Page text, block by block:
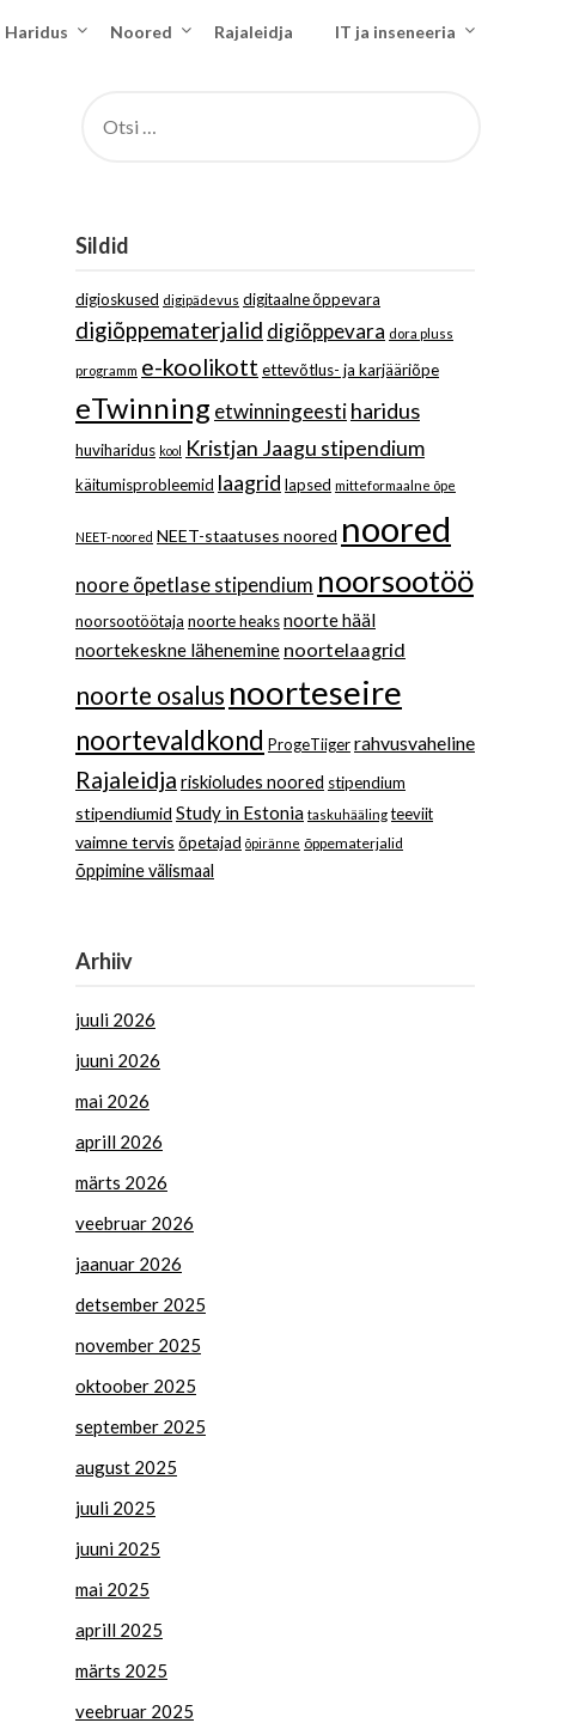
Haridus Noored Rajaleidja IT ja inseneeria
Sildid
digioskused digipädevus digitaalne õppevara
digiõppematerjalid digiõppevara dora pluss
programm e-koolikott ettevõtlus- ja karjääriõpe
eTwinning etwinningeestiharidus
huviharidus kool Kristjan Jaagu stipendium
käitumisprobleemid laagrid lapsed mitteformaalne õpe
NEET-noored NEET-staatuses noored noored
noore õpetlase stipendium noorsootöö
noorsootöötaja noorte heaksnoorte hääl
noortekeskne lähenemine noortelaagrid
noorte osalus noorteseire
noortevaldkond ProgeTiigerrahvusvaheline
Rajaleidja riskioludes noored stipendium
stipendiumid Study in Estonia taskuhääling teeviit
vaimne tervis õpetajad õpiränne õppematerjalid
õppimine välismaal
Arhiiv
juuli 2026
juuni 2026
mai 2026
aprill 2026
märts 2026
veebruar 2026
jaanuar 2026
detsember 2025
november 2025
oktoober 2025
september 2025
august 2025
juuli 2025
juuni 2025
mai 2025
aprill 2025
märts 2025
veebruar 2025